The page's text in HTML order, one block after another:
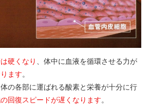
硬くなり 、体中に血液を循環させる力が
ます。
の各部に運ばれる酸素と栄養が十分に行
回復スピードが遅くなります。